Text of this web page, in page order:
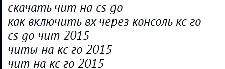
скачать чит на cs go
как включить вх через консоль кс го
cs go чит 2015
читы на кс го 2015
чит на кс го 2015